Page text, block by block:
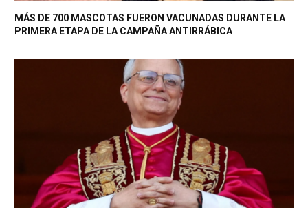
MÁS DE 700 MASCOTAS FUERON VACUNADAS DURANTE LA
PRIMERA ETAPA DE LA CAMPAÑA ANTIRRÁBICA